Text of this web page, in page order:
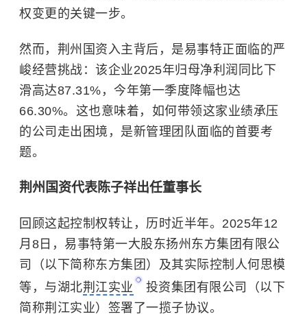
权变更的关键一步。
然而，荆州国资入主背后，是易事特正面临的严
峻经营挑战：该企业2025年归母净利润同比下
滑高达87.31%，今年第一季度降幅也达
66.30%。这也意味着，如何带领这家业绩承压
的公司走出困境，是新管理团队面临的首要考
题。
荆州国资代表陈子祥出任董事长
回顾这起控制权转让，历时近半年。2025年12
月8日，易事特第一大股东扬州东方集团有限公
司（以下简称东方集团）及其实际控制人何思模
等，与湖北荆江实业
投资集团有限公司（以下
简称荆江实业）签署了一揽子协议。